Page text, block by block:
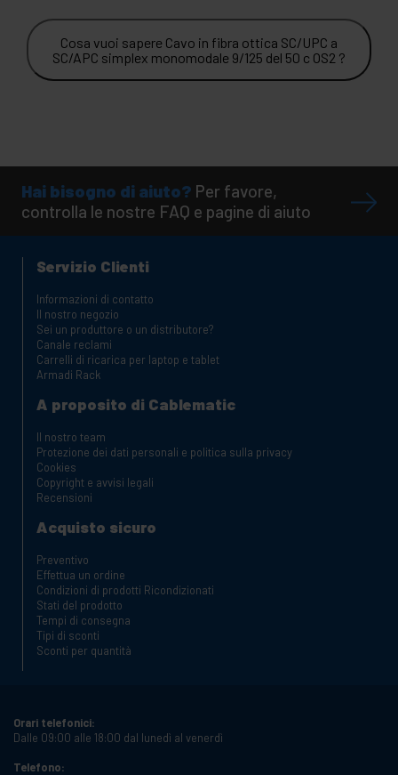
Cosa vuoi sapere Cavo in fibra ottica SC/UPC a
SC/APC simplex monomodale 9/125 del 50 c OS2 ?
Hai bisogno di aiuto? Per favore,
controlla le nostre FAQ e pagine di aiuto
Servizio Clienti
Informazioni di contatto
Il nostro negozio
Sei un produttore o un distributore?
Canale reclami
Carrelli di ricarica per laptop e tablet
Armadi Rack
A proposito di Cablematic
Il nostro team
Protezione dei dati personali e politica sulla privacy
Cookies
Copyright e avvisi legali
Recensioni
Acquisto sicuro
Preventivo
Effettua un ordine
Condizioni di prodotti Ricondizionati
Stati del prodotto
Tempi di consegna
Tipi di sconti
Sconti per quantità
Orari telefonici:
Dalle 09:00 alle 18:00 dal lunedì al venerdì
Telefono: